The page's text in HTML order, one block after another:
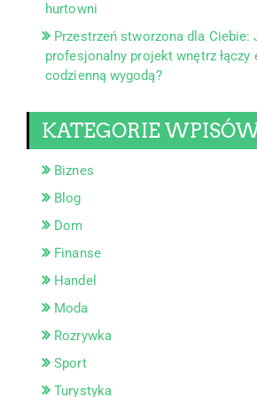
hurtowni
Przestrzeń stworzona dla Ciebie:
profesjonalny projekt wnętrz łączy
codzienną wygodą?
KATEGORIE
Biznes
Blog
Dom
Finanse
Handel
Moda
Rozrywka
Sport
Turystyka